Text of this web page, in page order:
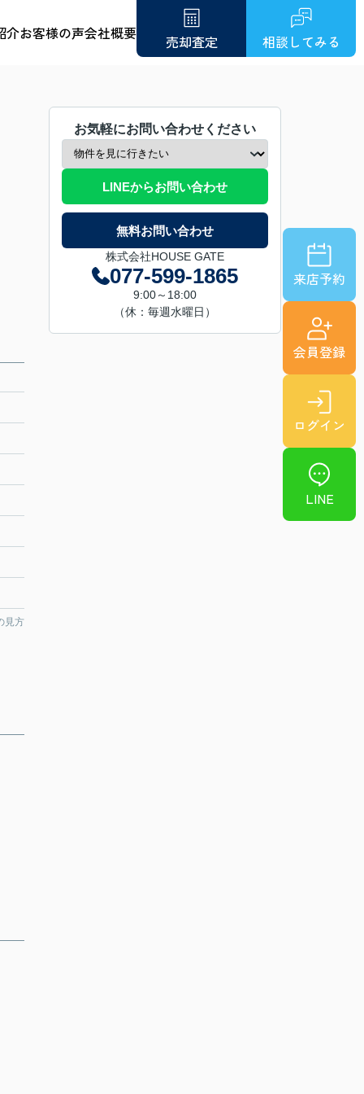
介お客様の声会社概要 売却査定 相談してみる
来店予約
会員登録
ログイン
LINE
見方
お気軽にお問い合わせください
LINEからお問い合わせ
無料お問い合わせ
株式会社HOUSE GATE
077-599-1865
9:00～18:00
（休：毎週水曜日）